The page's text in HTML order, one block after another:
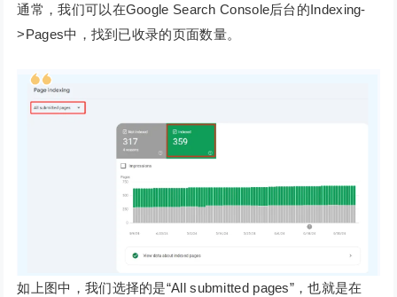
通常，我们可以在Google Search Console后台的Indexing-
>Pages中，找到已收录的页面数量。
如上图中，我们选择的是“All submitted pages”，也就是在